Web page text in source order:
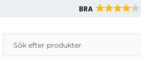
BRA
AB
Sök
Sök på Danira Telecom AB